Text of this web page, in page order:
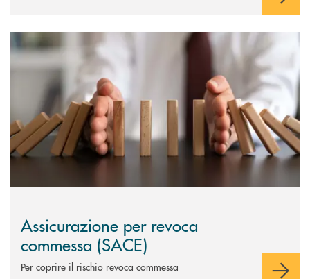
Scopri di più Assicurazione per revoca commessa (SACE)
Assicurazione per revoca
commessa (SACE)
Per coprire il rischio revoca commessa